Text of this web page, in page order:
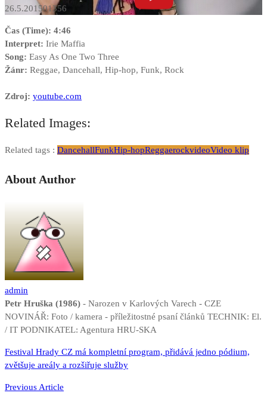
26.5.201501356
Čas (Time): 4:46
Interpret: Irie Maffia
Song: Easy As One Two Three
Žánr: Reggae, Dancehall, Hip-hop, Funk, Rock
Zdroj: youtube.com
Related Images:
Related tags : DancehallFunkHip-hopReggaerockvideoVideo klip
About Author
admin
Petr Hruška (1986) - Narozen v Karlových Varech - CZE
NOVINÁŘ: Foto / kamera - příležitostné psaní článků TECHNIK: El.
/ IT PODNIKATEL: Agentura HRU-SKA
Navigace
pro
příspěvek
Festival Hrady CZ má kompletní program, přidává jedno pódium,
zvětšuje areály a rozšiřuje služby
Previous Article